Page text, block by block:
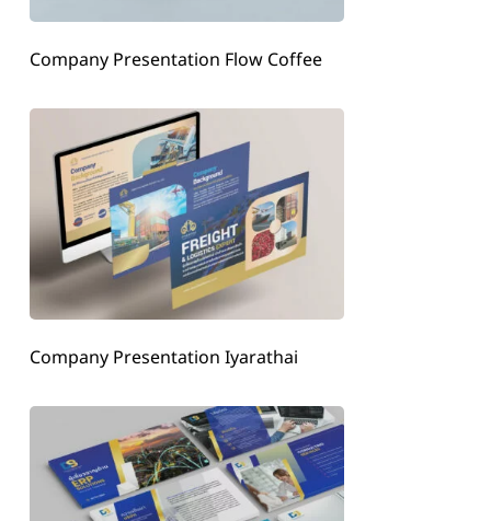
Company Presentation Flow Coffee
Company Presentation Iyarathai